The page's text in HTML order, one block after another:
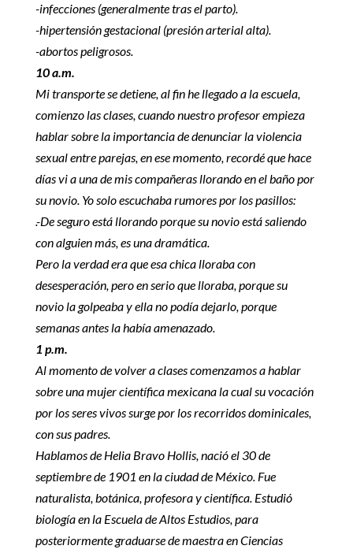
-infecciones (generalmente tras el parto).
-hipertensión gestacional (presión arterial alta).
-abortos peligrosos.
10 a.m.
Mi transporte se detiene, al fin he llegado a la escuela,
comienzo las clases, cuando nuestro profesor empieza
hablar sobre la importancia de denunciar la violencia
sexual entre parejas, en ese momento, recordé que hace
días vi a una de mis compañeras llorando en el baño por
su novio. Yo solo escuchaba rumores por los pasillos:
.-De seguro está llorando porque su novio está saliendo
con alguien más, es una dramática.
Pero la verdad era que esa chica lloraba con
desesperación, pero en serio que lloraba, porque su
novio la golpeaba y ella no podía dejarlo, porque
semanas antes la había amenazado.
1 p.m.
Al momento de volver a clases comenzamos a hablar
sobre una mujer científica mexicana la cual su vocación
por los seres vivos surge por los recorridos dominicales,
con sus padres.
Hablamos de Helia Bravo Hollis, nació el 30 de
septiembre de 1901 en la ciudad de México. Fue
naturalista, botánica, profesora y científica. Estudió
biología en la Escuela de Altos Estudios, para
posteriormente graduarse de maestra en Ciencias